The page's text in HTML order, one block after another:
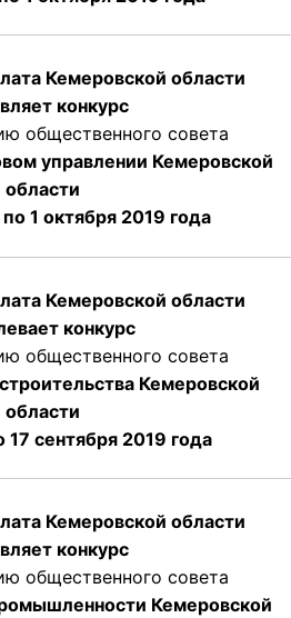
Кемеровской области
конкурс
общественного совета
управлении Кемеровской
области
1 октября 2019 года
Кемеровской области
конкурс
общественного совета
Кемеровской
области
17 сентября 2019 года
Кемеровской области
конкурс
общественного совета
Кемеровской